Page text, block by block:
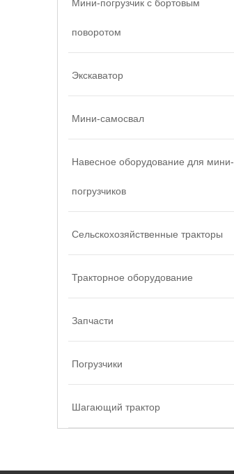
Мини-погрузчик с бортовым
поворотом
Экскаватор
Мини-самосвал
Навесное оборудование для мини-
погрузчиков
Сельскохозяйственные тракторы
Тракторное оборудование
Запчасти
Погрузчики
Шагающий трактор